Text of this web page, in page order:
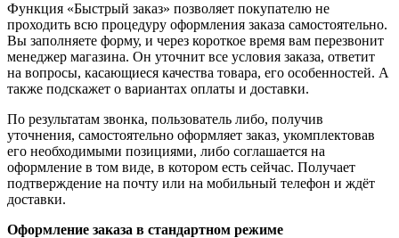
Функция «Быстрый заказ» позволяет покупателю не
проходить всю процедуру оформления заказа самостоятельно.
Вы заполняете форму, и через короткое время вам перезвонит
менеджер магазина. Он уточнит все условия заказа, ответит
на вопросы, касающиеся качества товара, его особенностей. А
также подскажет о вариантах оплаты и доставки.
По результатам звонка, пользователь либо, получив
уточнения, самостоятельно оформляет заказ, укомплектовав
его необходимыми позициями, либо соглашается на
оформление в том виде, в котором есть сейчас. Получает
подтверждение на почту или на мобильный телефон и ждёт
доставки.
Оформление заказа в стандартном режиме